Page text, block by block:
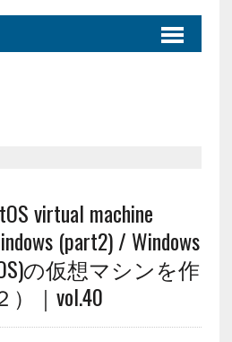
virtual machine
(part2) / Windows
の仮想マシンを作
｜vol.40